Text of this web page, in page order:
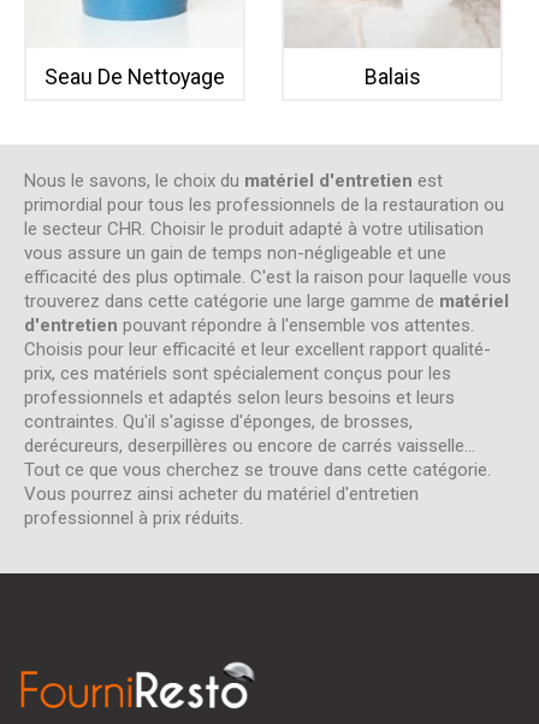
Seau De Nettoyage Balais
Nous le savons, le choix du matériel d'entretien est
primordial pour tous les professionnels de la restauration ou
le secteur CHR. Choisir le produit adapté à votre utilisation
vous assure un gain de temps non-négligeable et une
efficacité des plus optimale. C'est la raison pour laquelle vous
trouverez dans cette catégorie une large gamme de matériel
d'entretien pouvant répondre à l'ensemble vos attentes.
Choisis pour leur efficacité et leur excellent rapport qualité-
prix, ces matériels sont spécialement conçus pour les
professionnels et adaptés selon leurs besoins et leurs
contraintes. Qu'il s'agisse d'éponges, de brosses,
derécureurs, deserpillères ou encore de carrés vaisselle...
Tout ce que vous cherchez se trouve dans cette catégorie.
Vous pourrez ainsi acheter du matériel d'entretien
professionnel à prix réduits.